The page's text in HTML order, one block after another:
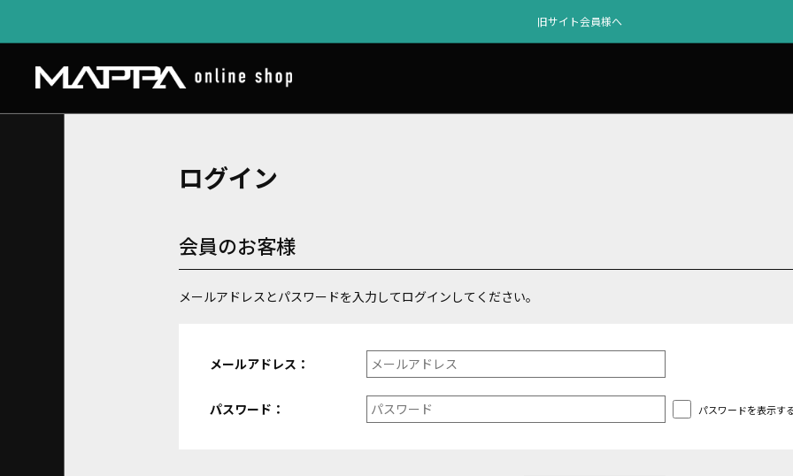
旧サイト会員様へ
ログイン
会員のお客様
メールアドレスとパスワードを入力してログインしてください。
メールアドレス：
パスワード： パスワードを表示す